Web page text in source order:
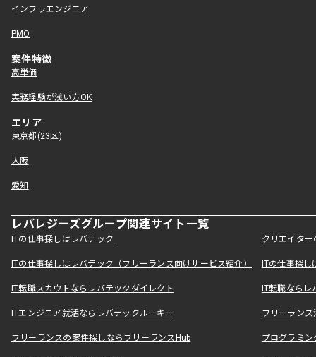
インフラエンジニア
PMO
案件特徴
高単価
実務経験が浅い方OK
エリア
東京都(23区)
大阪
愛知
レバレジーズグループ関連サイト一覧
ITの仕事探しはレバテック クリエイタ
ITの仕事探しはレバテック（フリーランス向けサービス紹介） ITの仕事探
IT転職スカウトならレバテックダイレクト IT転職なら
ITエンジニア就活ならレバテックルーキー フリーラン
フリーランスの案件探しならフリーランスHub プログラミ